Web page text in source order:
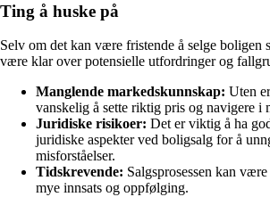
Ting å huske på
Selv om det kan være fristende å selge boligen
være klar over potensielle utfordringer og
Manglende markedskunnskap: Uten
vanskelig å sette riktig pris og navigere i
Juridiske risikoer: Det er viktig å ha
juridiske aspekter ved boligsalg for å
misforståelser.
Tidskrevende: Salgsprosessen kan
mye innsats og oppfølging.